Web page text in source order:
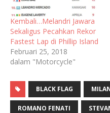
Kembali…Melandri Jawara
Sekaligus Pecahkan Rekor
Fastest Lap di Phillip Island
Februari 25, 2018
dalam "Motorcycle"
BLACK FLAG
ROMANO FENATI